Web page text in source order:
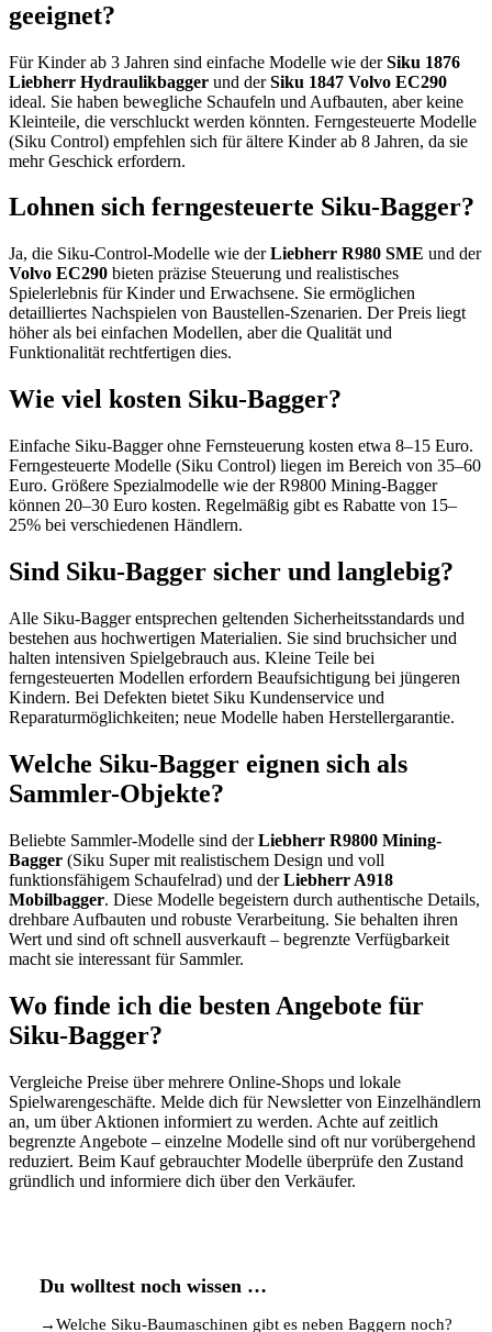
geeignet?
Für Kinder ab 3 Jahren sind einfache Modelle wie derSiku 1876
Liebherr Hydraulikbagger und derSiku 1847 Volvo EC290
ideal. Sie haben bewegliche Schaufeln und Aufbauten, aber keine
Kleinteile, die verschluckt werden könnten. Ferngesteuerte Modelle
(Siku Control) empfehlen sich für ältere Kinder ab 8 Jahren, da sie
mehr Geschick erfordern.
Lohnen sich ferngesteuerte Siku-Bagger?
Ja, die Siku-Control-Modelle wie derLiebherr R980 SME und der
Volvo EC290 bieten präzise Steuerung und realistisches
Spielerlebnis für Kinder und Erwachsene. Sie ermöglichen
detailliertes Nachspielen von Baustellen-Szenarien. Der Preis liegt
höher als bei einfachen Modellen, aber die Qualität und
Funktionalität rechtfertigen dies.
Wie viel kosten Siku-Bagger?
Einfache Siku-Bagger ohne Fernsteuerung kosten etwa 8–15 Euro.
Ferngesteuerte Modelle (Siku Control) liegen im Bereich von 35–60
Euro. Größere Spezialmodelle wie der R9800 Mining-Bagger
können 20–30 Euro kosten. Regelmäßig gibt es Rabatte von 15–
25% bei verschiedenen Händlern.
Sind Siku-Bagger sicher und langlebig?
Alle Siku-Bagger entsprechen geltenden Sicherheitsstandards und
bestehen aus hochwertigen Materialien. Sie sind bruchsicher und
halten intensiven Spielgebrauch aus. Kleine Teile bei
ferngesteuerten Modellen erfordern Beaufsichtigung bei jüngeren
Kindern. Bei Defekten bietet Siku Kundenservice und
Reparaturmöglichkeiten; neue Modelle haben Herstellergarantie.
Welche Siku-Bagger eignen sich als
Sammler-Objekte?
Beliebte Sammler-Modelle sind derLiebherr R9800 Mining-
Bagger (Siku Super mit realistischem Design und voll
funktionsfähigem Schaufelrad) und derLiebherr A918
Mobilbagger. Diese Modelle begeistern durch authentische Details,
drehbare Aufbauten und robuste Verarbeitung. Sie behalten ihren
Wert und sind oft schnell ausverkauft – begrenzte Verfügbarkeit
macht sie interessant für Sammler.
Wo finde ich die besten Angebote für
Siku-Bagger?
Vergleiche Preise über mehrere Online-Shops und lokale
Spielwarengeschäfte. Melde dich für Newsletter von Einzelhändlern
an, um über Aktionen informiert zu werden. Achte auf zeitlich
begrenzte Angebote – einzelne Modelle sind oft nur vorübergehend
reduziert. Beim Kauf gebrauchter Modelle überprüfe den Zustand
gründlich und informiere dich über den Verkäufer.
Du wolltest noch wissen …
→Welche Siku-Baumaschinen gibt es neben Baggern noch?